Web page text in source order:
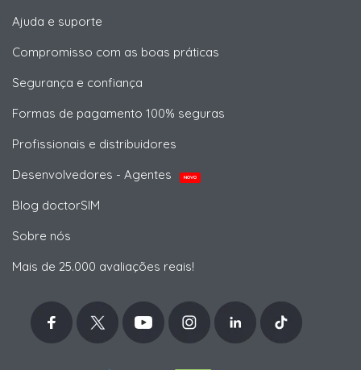
Ajuda e suporte
Compromisso com as boas práticas
Segurança e confiança
Formas de pagamento 100% seguras
Profissionais e distribuidores
Desenvolvedores - Agentes
NOVO
Blog doctorSIM
Sobre nós
Mais de 25.000 avaliações reais!